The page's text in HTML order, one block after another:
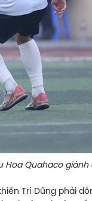
Hoa Quahaco giành
Trí Dũng phải